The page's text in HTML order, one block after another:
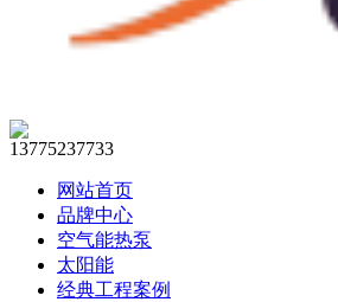
13775237733
网站首页
品牌中心
空气能热泵
太阳能
经典工程案例